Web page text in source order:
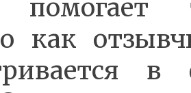
помогает
как